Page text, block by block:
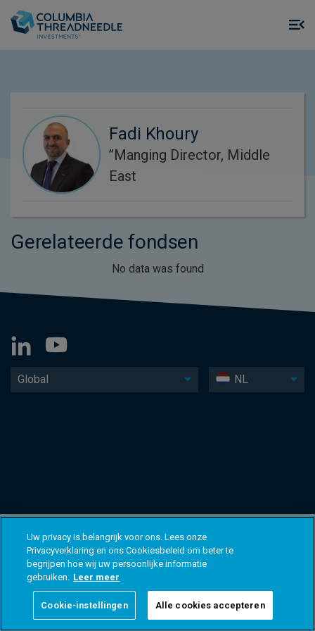
Fadi Khoury
’’Manging Director, Middle
East
Gerelateerde fondsen
No data was found
Global NL
Uw privacy is belangrijk voor ons. Lees onze
Privacyverklaring en ons Cookiesbeleid om beter te
begrijpen hoe wij uw persoonlijke informatie
gebruiken. Leer meer
Cookie-instellingen Alle cookies accepteren